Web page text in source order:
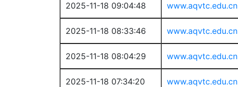
2025-11-18 09:04:48 www.aqvtc.edu.cn
2025-11-18 08:33:46 www.aqvtc.edu.cn
2025-11-18 08:04:29 www.aqvtc.edu.cn
2025-11-18 07:34:20 www.aqvtc.edu.cn